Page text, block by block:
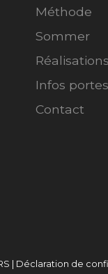
Méthode
Sommer
Réalisations
Infos
Contact
| Déclaration de